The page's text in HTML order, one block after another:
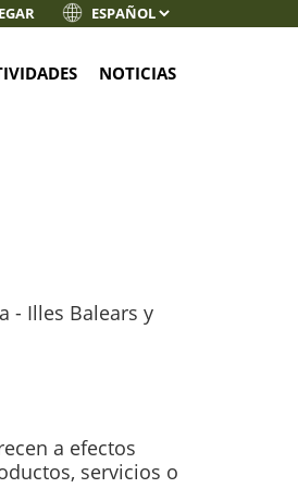
NOTICIAS
- Illes Balears y
a efectos
servicios o